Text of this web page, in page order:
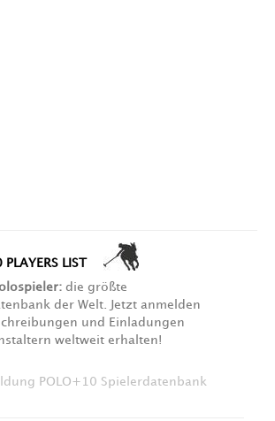
PLAYERS LIST
die größte
der Welt. Jetzt anmelden
und Einladungen
weltweit erhalten!
POLO+10 Spielerdatenbank